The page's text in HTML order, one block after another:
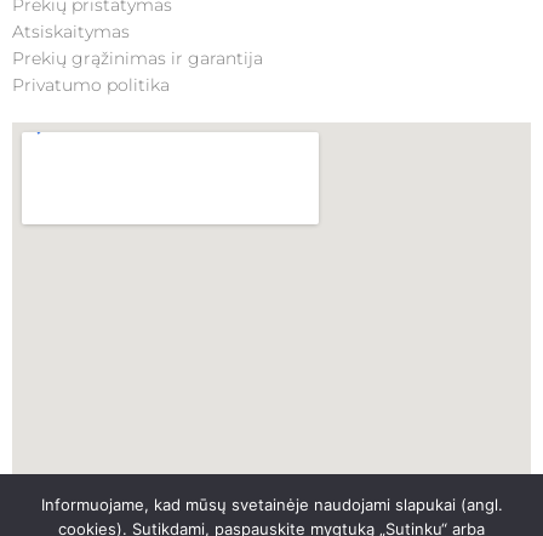
Prekių pristatymas
Atsiskaitymas
Prekių grąžinimas ir garantija
Privatumo politika
SKUBI PAGALBA
Informuojame, kad mūsų svetainėje naudojami slapukai (angl.
cookies). Sutikdami, paspauskite mygtuką „Sutinku“ arba